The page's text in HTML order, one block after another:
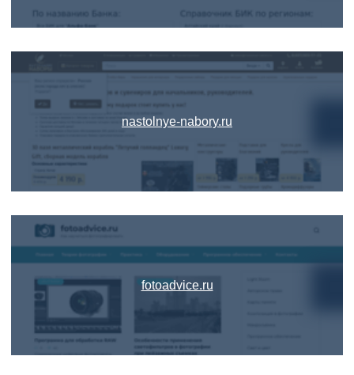
nastolnye-nabory.ru
fotoadvice.ru